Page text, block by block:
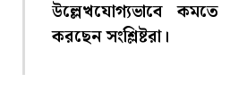
উল্লেখযোগ্যভাবে
করছেন সংশ্লিষ্টরা।